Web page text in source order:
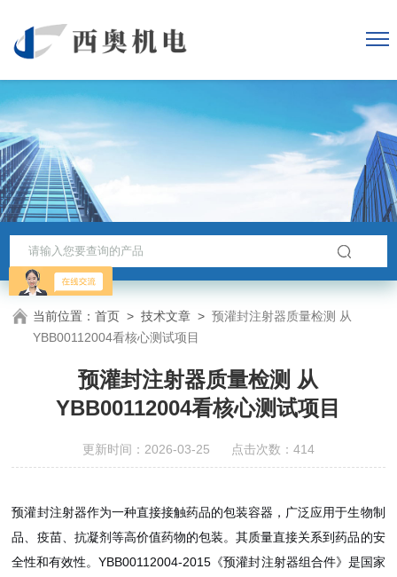
当前位置：首页 >技术文章 >预灌封注射器质量检测 从
YBB00112004看核心测试项目
预灌封注射器质量检测 从
YBB00112004看核心测试项目
更新时间：2026-03-25 点击次数：414
预灌封注射器作为一种直接接触药品的包装容器，广泛应用于生物制
品、疫苗、抗凝剂等高价值药物的包装。其质量直接关系到药品的安
全性和有效性。YBB00112004-2015《预灌封注射器组合件》是国家